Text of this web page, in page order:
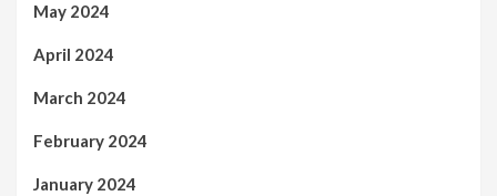
May 2024
April 2024
March 2024
February 2024
January 2024